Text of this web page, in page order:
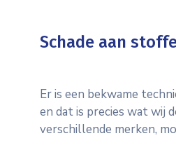
Schade aan
Er is een bekwame
en dat is precies wat wij
verschillende merken,